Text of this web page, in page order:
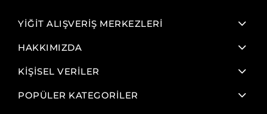
YİĞİT ALIŞVERİŞ MERKEZLERİ
HAKKIMIZDA
KİŞİSEL VERİLER
POPÜLER KATEGORİLER